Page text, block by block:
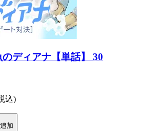
ディアナ【単話】 30
込)
加